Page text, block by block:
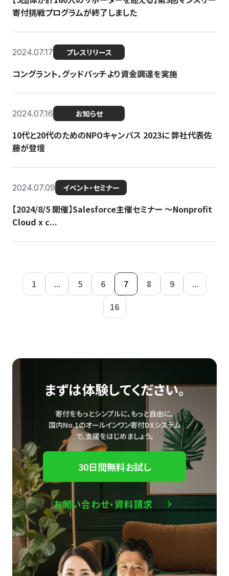
寄付挑戦プログラムが終了しました
2024.07.17 プレスリリース
コングラント、グッドパッチより資金調達を実施
2024.07.16 お知らせ
10代と20代のためのNPOキャンパス 2023に 弊社代表佐
藤が登壇
2024.07.09 イベント・セミナー
【2024/8/5 開催】Salesforce主催セミナー 〜Nonprofit
Cloud x c...
1 ... 5 6 7 8 9
...
16
まずは体験してください。
寄付をもっとシンプルに、もっと自由に。
国内No.1のオールインワン寄付DXシステム
で、支援をはじめましょう。
30日間無料お試し
お問い合わせ・資料請求